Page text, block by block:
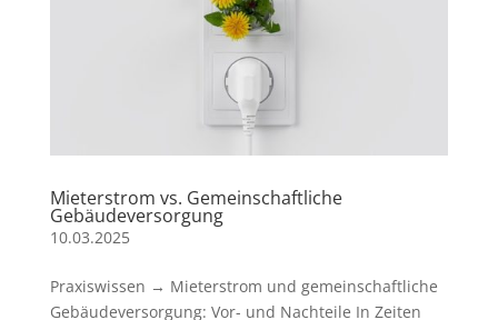
Mieterstrom vs. Gemeinschaftliche
Gebäudeversorgung
10.03.2025
Praxiswissen → Mieterstrom und gemeinschaftliche
Gebäudeversorgung: Vor- und Nachteile In Zeiten